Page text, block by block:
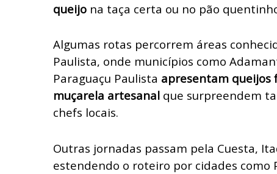
queijo na taça certa ou no pão
Algumas rotas percorrem áreas
Paulista, onde municípios como
Paraguaçu Paulista apresentam queijos
muçarela artesanal que surpreendem
chefs locais.
Outras jornadas passam pela Cuesta,
estendendo o roteiro por cidades como